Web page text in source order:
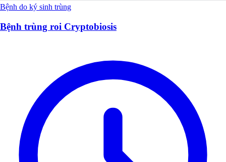
Bệnh do ký sinh trùng
Bệnh trùng roi Cryptobiosis